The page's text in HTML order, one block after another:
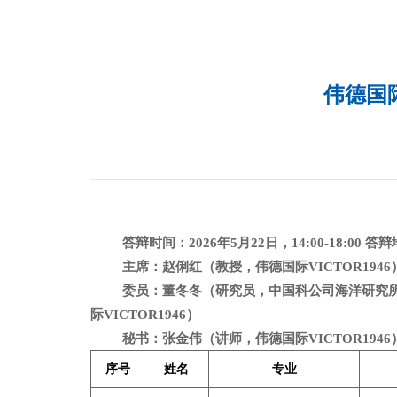
伟德国
答辩时间： 2026年5 月 22 日， 14:00-18:00 答辩
主席：赵俐红（教授，伟德国际VICTOR1946
委员：董冬冬（研究员，中国科公司海洋研
际VICTOR1946）
秘书：张金伟（讲师，伟德国际VICTOR1946
序号 姓名 专业